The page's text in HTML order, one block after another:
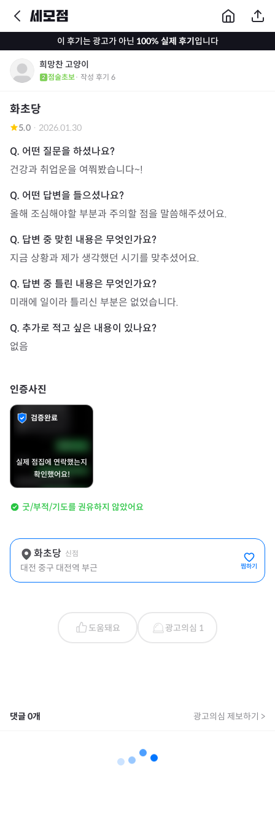
이 후기는 광고가 아닌 100% 실제 후기입니다
희망찬 고양이
점술초보· 작성 후기 6
화초당
5.0 · 2026.01.30
건강과 취업운을 여쭤봤습니다~!
올해 조심해야할 부분과 주의할 점을 말씀해주셨어요.
지금 상황과 제가 생각했던 시기를 맞추셨어요.
미래에 일이라 틀리신 부분은 없었습니다.
없음
인증사진
검증완료
실제 점집에 연락했는지
확인했어요!
굿/부적/기도를 권유하지 않았어요
화초당 신점
대전 중구 대전역 부근 찜하기
도움돼요 광고의심 1
댓글0개 광고의심 제보하기 >